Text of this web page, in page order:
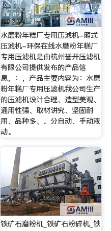
水磨粉年糕厂专用压滤机-厢式
压滤机-环保在线水磨粉年糕厂
专用压滤机是由杭州誉开压滤机
有限公司提供发布的产品信
息，：，产品主要内容为：水磨
粉年糕厂专用压滤机我公司生产
的压滤机设计合理、造型美观、
通用性强、取材讲究、坚固耐
用、品种多、。分自动、手动液
动。
铁矿石磨粉机_铁矿石粉碎机_铁